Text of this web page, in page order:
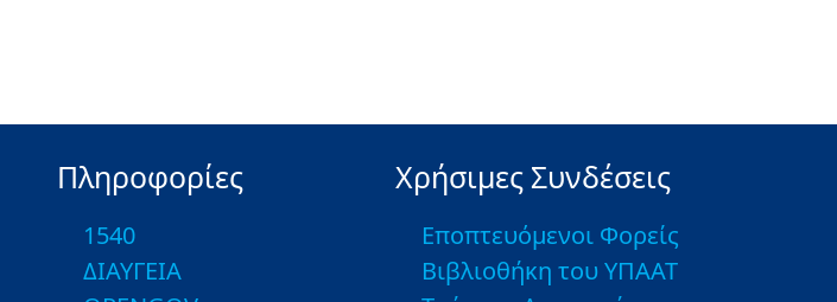
Πληροφορίες
1540
ΔΙΑΥΓΕΙΑ
Χρήσιμες Συνδέσεις
Εποπτευόμενοι Φορείς
Βιβλιοθήκη του ΥΠΑΑΤ